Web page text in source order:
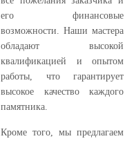
его финансовые
возможности. Наши мастера
обладают высокой
квалификацией и опытом
работы, что гарантирует
высокое качество каждого
памятника.
Кроме того, мы предлагаем